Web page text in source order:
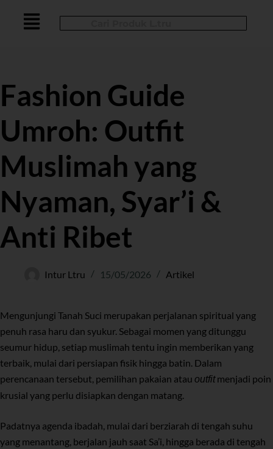
Fashion Guide
Umroh: Outfit
Muslimah yang
Nyaman, Syar’i &
Anti Ribet
Intur Ltru 15/05/2026 Artikel
Mengunjungi Tanah Suci merupakan perjalanan spiritual yang
penuh rasa haru dan syukur. Sebagai momen yang ditunggu
seumur hidup, setiap muslimah tentu ingin memberikan yang
terbaik, mulai dari persiapan fisik hingga batin. Dalam
perencanaan tersebut, pemilihan pakaian atau outfitmenjadi poin
krusial yang perlu disiapkan dengan matang.
Padatnya agenda ibadah, mulai dari berziarah di tengah suhu
yang menantang, berjalan jauh saat Sa’i, hingga berada di tengah